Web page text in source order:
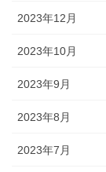
2023年12月
2023年10月
2023年9月
2023年8月
2023年7月